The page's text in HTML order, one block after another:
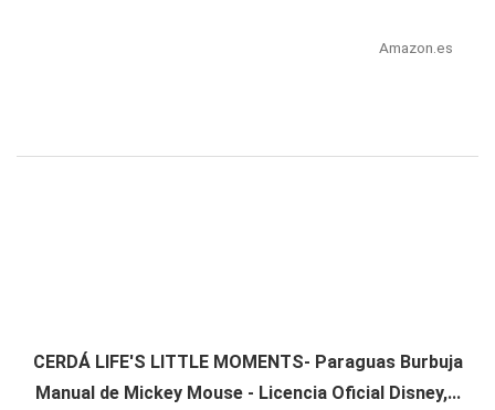
Amazon.es
CERDÁ LIFE'S LITTLE MOMENTS- Paraguas Burbuja
Manual de Mickey Mouse - Licencia Oficial Disney,...